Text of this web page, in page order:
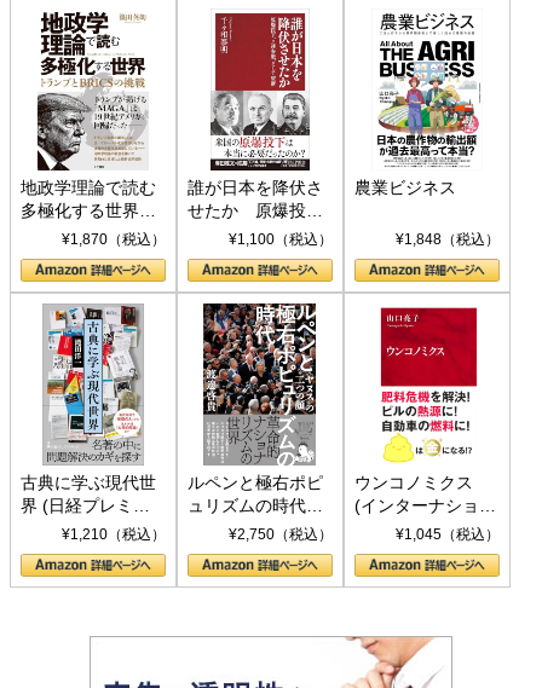
地政学理論で読む
多極化する世界：
トランプとBRICS
の挑戦
¥1,870（税込）
誰が日本を降伏さ
せたか 原爆投
下、ソ連参戦、そ
して聖断 (PHP新
書)
¥1,100（税込）
農業ビジネス
¥1,848（税込）
古典に学ぶ現代世
界 (日経プレミア
シリーズ)¥1,210（税込）
ルペンと極右ポピ
ュリズムの時代：
〈ヤヌス〉の二つ
の顔
¥2,750（税込）
ウンコノミクス
(インターナショナ
ル新書)¥1,045（税込）